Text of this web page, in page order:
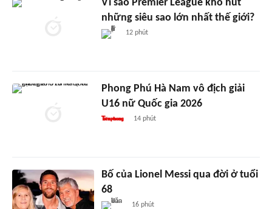
Vì sao Premier League khó hút
những siêu sao lớn nhất thế giới?
12 phút
Phong Phú Hà Nam vô địch giải
U16 nữ Quốc gia 2026
14 phút
Bố của Lionel Messi qua đời ở tuổi
68
16 phút